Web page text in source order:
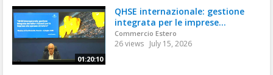
01:20:10
QHSE internazionale: gestione
integrata per le imprese...
Commercio Estero
26 views July 15, 2026